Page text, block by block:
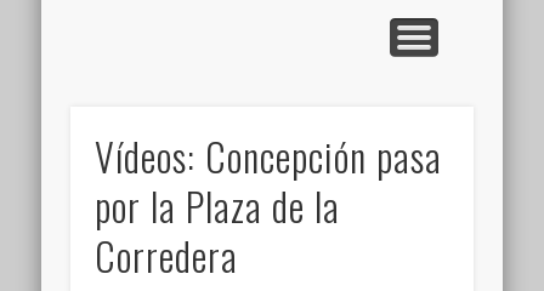
Vídeos: Concepción pasa
por la Plaza de la
Corredera